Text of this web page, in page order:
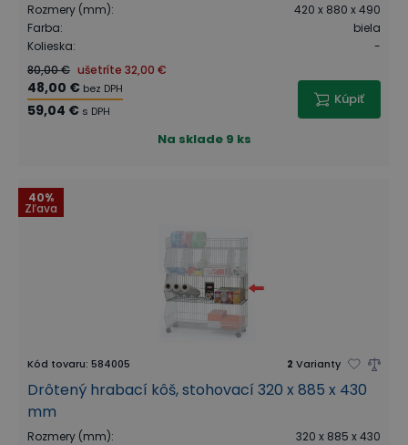
Rozmery (mm):
420 x 880 x 490
Farba:
biela
Kolieska:
-
80,00 € ušetríte 32,00 €
48,00 € bez DPH
59,04 € s DPH
Kúpiť
Na sklade 9 ks
40%
Zľava
Kód tovaru: 584005 2 Varianty
Drôtený hrabací kôš, stohovací 320 x 885 x 430
mm
Rozmery (mm):
320 x 885 x 430